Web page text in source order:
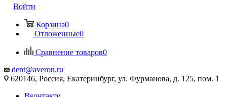
Войти
Корзина0
Отложенные0
Сравнение товаров0
dent@averon.ru
620146, Россия, Екатеринбург, ул. Фурманова, д. 125, пом. 1